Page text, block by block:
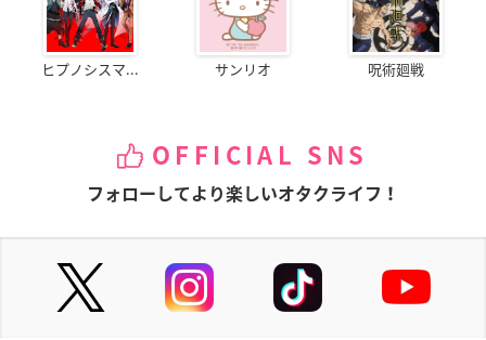
ヒプノシスマ... サンリオ 呪術廻戦
OFFICIAL SNS
フォローしてより楽しいオタクライフ！